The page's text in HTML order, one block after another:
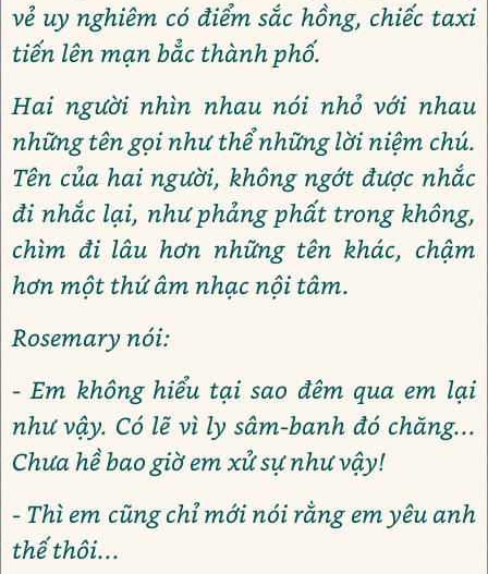
vẻ uy nghiêm có điểm sắc hồng, chiếc taxi
tiến lên mạn bẳc thành phố.
Hai người nhìn nhau nói nhỏ với nhau
những tên gọi như thể những lời niệm chú.
Tên của hai người, không ngớt được nhắc
đi nhắc lại, như phảng phất trong không,
chìm đi lâu hơn những tên khác, chậm
hơn một thứ âm nhạc nội tâm.
Rosemary nói:
- Em không hiểu tại sao đêm qua em lại
như vậy. Có lẽ vì ly sâm-banh đó chăng...
Chưa hề bao giờ em xử sự như vậy!
- Thì em cũng chỉ mới nói rằng em yêu anh
thế thôi...